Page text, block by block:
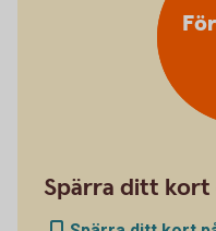
Spärra ditt kort